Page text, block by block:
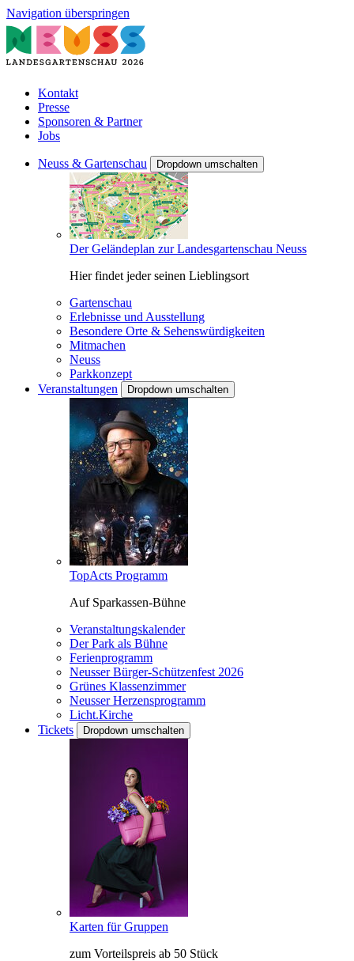
Navigation überspringen
Kontakt
Presse
Sponsoren & Partner
Jobs
Neuss & Gartenschau Dropdown umschalten
Der Geländeplan zur Landesgartenschau Neuss
Hier findet jeder seinen Lieblingsort
Gartenschau
Erlebnisse und Ausstellung
Besondere Orte & Sehenswürdigkeiten
Mitmachen
Neuss
Parkkonzept
Veranstaltungen
Dropdown umschalten
TopActs Programm
Auf Sparkassen-Bühne
Veranstaltungskalender
Der Park als Bühne
Ferienprogramm
Neusser Bürger-Schützenfest 2026
Grünes Klassenzimmer
Neusser Herzensprogramm
Licht.Kirche
Tickets
Dropdown umschalten
Karten für Gruppen
zum Vorteilspreis ab 50 Stück